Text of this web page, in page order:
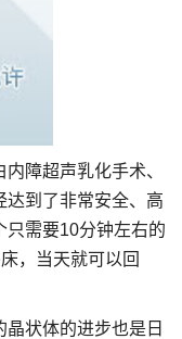
障超声乳化手术、
达到了非常安全、高
只需要10分钟左右的
，当天就可以回
状体的进步也是日